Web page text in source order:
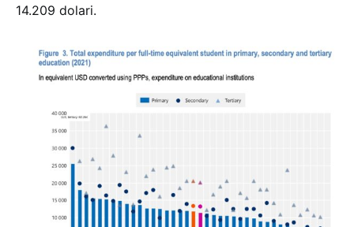
14.209 dolari.